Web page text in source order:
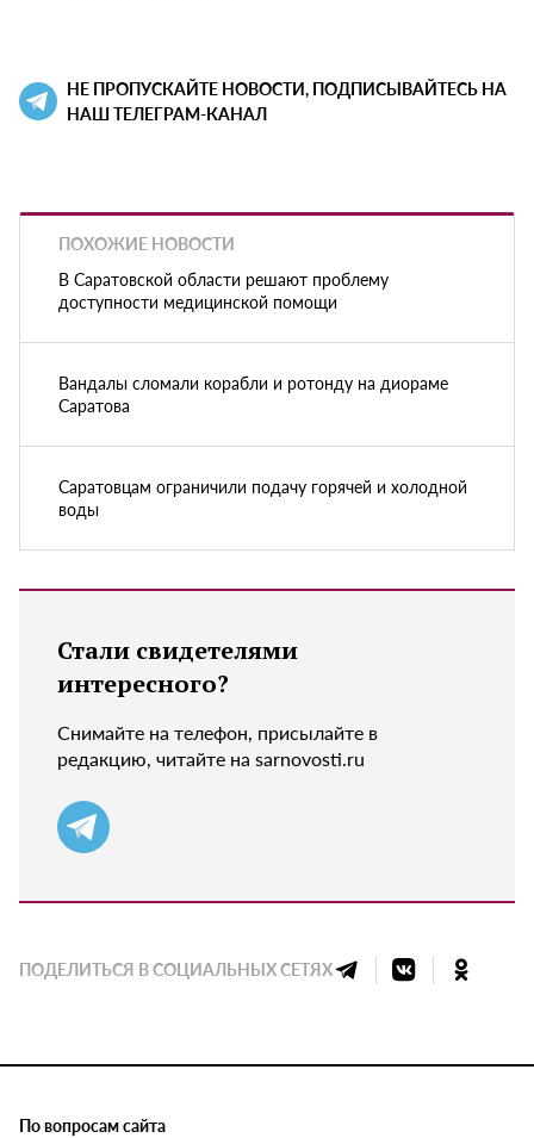
НЕ ПРОПУСКАЙТЕ НОВОСТИ, ПОДПИСЫВАЙТЕСЬ НА
НАШ ТЕЛЕГРАМ-КАНАЛ
ПОХОЖИЕ НОВОСТИ
В Саратовской области решают проблему
доступности медицинской помощи
Вандалы сломали корабли и ротонду на диораме
Саратова
Саратовцам ограничили подачу горячей и холодной
воды
Стали свидетелями
интересного?
Снимайте на телефон, присылайте в
редакцию, читайте на sarnovosti.ru
ПОДЕЛИТЬСЯ В СОЦИАЛЬНЫХ СЕТЯХ
По вопросам сайта